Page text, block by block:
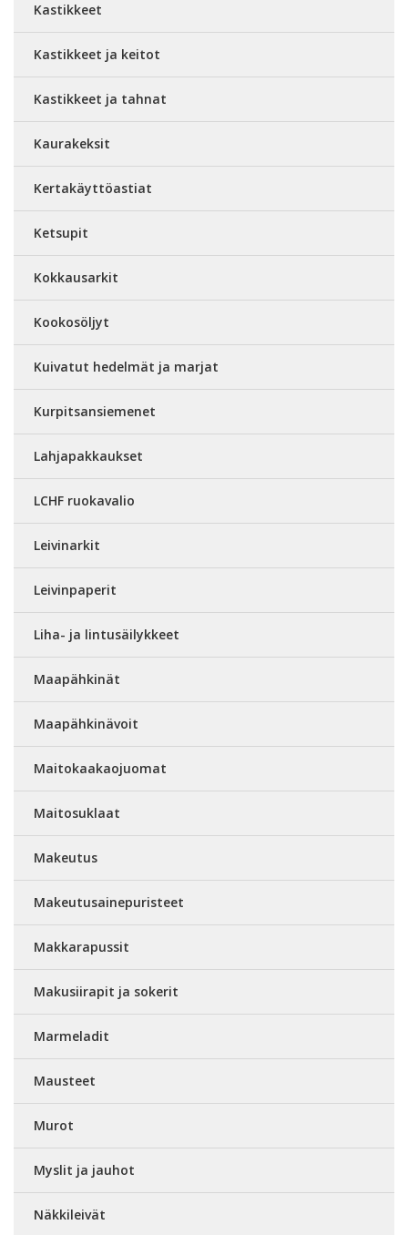
Kastikkeet
Kastikkeet ja keitot
Kastikkeet ja tahnat
Kaurakeksit
Kertakäyttöastiat
Ketsupit
Kokkausarkit
Kookosöljyt
Kuivatut hedelmät ja marjat
Kurpitsansiemenet
Lahjapakkaukset
LCHF ruokavalio
Leivinarkit
Leivinpaperit
Liha- ja lintusäilykkeet
Maapähkinät
Maapähkinävoit
Maitokaakaojuomat
Maitosuklaat
Makeutus
Makeutusainepuristeet
Makkarapussit
Makusiirapit ja sokerit
Marmeladit
Mausteet
Murot
Myslit ja jauhot
Näkkileivät